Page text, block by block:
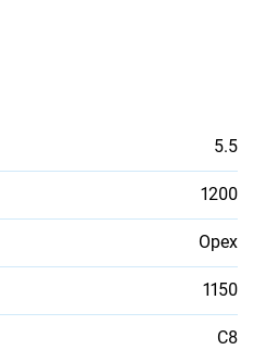
5.5
1200
Орех
1150
С8